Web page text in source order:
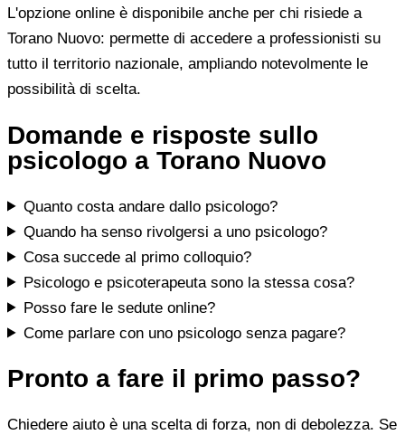
L'opzione online è disponibile anche per chi risiede a
Torano Nuovo: permette di accedere a professionisti su
tutto il territorio nazionale, ampliando notevolmente le
possibilità di scelta.
Domande e risposte sullo
psicologo a Torano Nuovo
Quanto costa andare dallo psicologo?
Quando ha senso rivolgersi a uno psicologo?
Cosa succede al primo colloquio?
Psicologo e psicoterapeuta sono la stessa cosa?
Posso fare le sedute online?
Come parlare con uno psicologo senza pagare?
Pronto a fare il primo passo?
Chiedere aiuto è una scelta di forza, non di debolezza. Se